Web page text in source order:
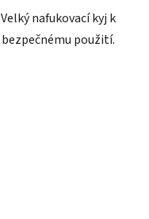
Velký nafukovací kyj k
bezpečnému použití.